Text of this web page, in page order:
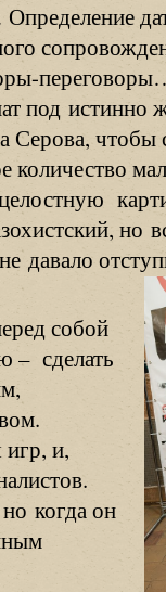
под
чтобы
количество
давало
собой
– сделать
и,
когда он